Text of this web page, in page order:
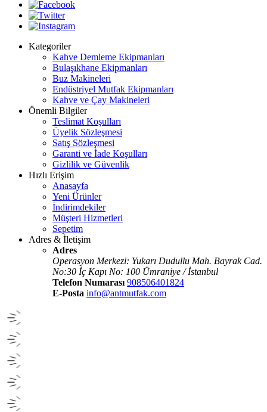
Kategoriler
Kahve Demleme Ekipmanları
Bulaşıkhane Ekipmanları
Buz Makineleri
Endüstriyel Mutfak Ekipmanları
Kahve ve Çay Makineleri
Önemli Bilgiler
Teslimat Koşulları
Üyelik Sözleşmesi
Satış Sözleşmesi
Garanti ve İade Koşulları
Gizlilik ve Güvenlik
Hızlı Erişim
Anasayfa
Yeni Ürünler
İndirimdekiler
Müşteri Hizmetleri
Sepetim
Adres & İletişim
Adres
Operasyon Merkezi: Yukarı Dudullu Mah. Bayrak Cad.
No:30 İç Kapı No: 100 Ümraniye / İstanbul
Telefon Numarası 908506401824
E-Posta info@antmutfak.com